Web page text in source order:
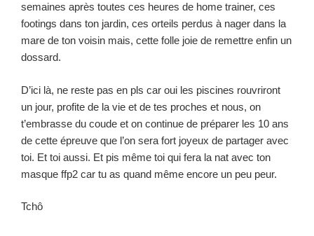
semaines après toutes ces heures de home trainer, ces
footings dans ton jardin, ces orteils perdus à nager dans la
mare de ton voisin mais, cette folle joie de remettre enfin un
dossard.
D’ici là, ne reste pas en pls car oui les piscines rouvriront
un jour, profite de la vie et de tes proches et nous, on
t’embrasse du coude et on continue de préparer les 10 ans
de cette épreuve que l’on sera fort joyeux de partager avec
toi. Et toi aussi. Et pis même toi qui fera la nat avec ton
masque ffp2 car tu as quand même encore un peu peur.
Tchô